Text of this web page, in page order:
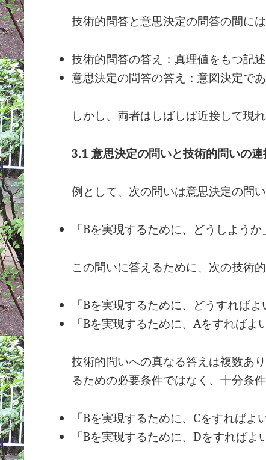
技術的問答と意思決定の問答の間に
技術的問答の答え：真理値をもつ記述
意思決定の問答の答え：意図決定で
しかし、両者はしばしば近接して現
3.1意思決定の問いと技術的問いの
例として、次の問いは意思決定の問い
「Bを実現するために、どうしようか」
この問いに答えるために、次の技術的
「Bを実現するために、どうすればよ
「Bを実現するために、Aをすればよ
技術的問いへの真なる答えは複数あ
るための必要条件ではなく、十分条件
「Bを実現するために、Cをすればよい
「Bを実現するために、Dをすればよ